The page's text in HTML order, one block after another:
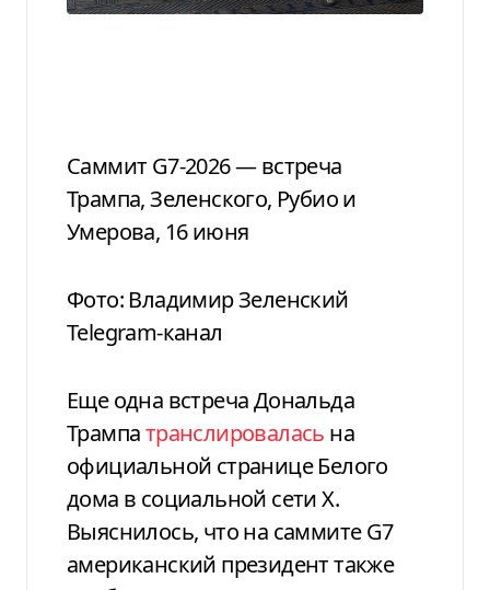
Саммит G7-2026 — встреча
Трампа, Зеленского, Рубио и
Умерова, 16 июня
Фото: Владимир Зеленский
Telegram-канал
Еще одна встреча Дональда
Трампатранслировалась на
официальной странице Белого
дома в социальной сети X.
Выяснилось, что на саммите G7
американский президент также